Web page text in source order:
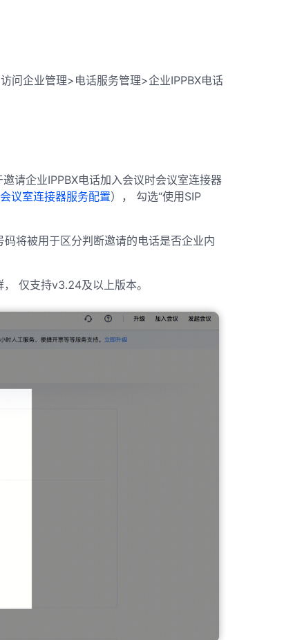
问企业管理>电话服务管理>企业IPPBX电话
请企业IPPBX电话加入会议时会议室连接器
会议室连接器服务配置）， 勾选“使用SIP
将被用于区分判断邀请的电话是否企业内
仅支持v3.24及以上版本。